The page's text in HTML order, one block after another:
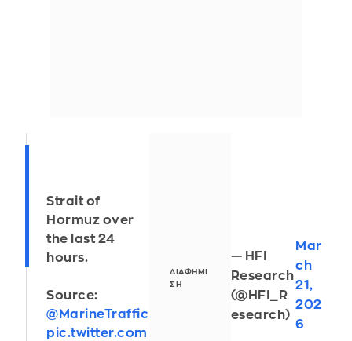
Strait of
Hormuz over
the last 24
hours.
Source:
@MarineTraffic
pic.twitter.com
— HFI
Research
(@HFI_R
esearch)
Mar
ch
21,
202
6